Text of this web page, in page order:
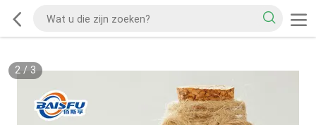
2/ 3